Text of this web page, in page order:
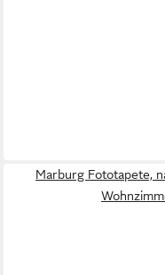
Marburg Fototapete,